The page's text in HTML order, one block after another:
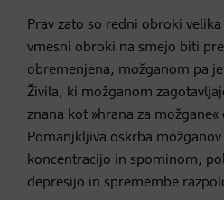
Prav zato so redni obroki
vmesni obroki na smejo biti
obremenjena, možganom pa
Živila, ki možganom
znana kot »hrana za možgane«
Pomanjkljiva oskrba
koncentracijo in spominom,
depresijo in spremembe